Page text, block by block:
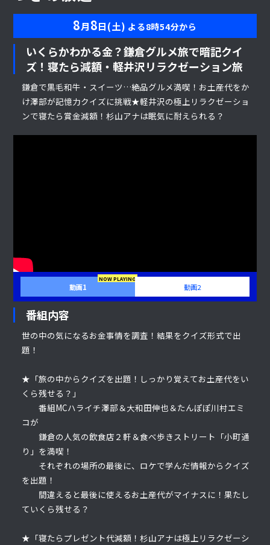
8月8日(土) よる8時54分から
いくらかわかる金？鎌倉グルメ旅で暗記クイ
ズ！寝たら減額・軽井沢リラクゼーション旅
鎌倉で黒毛和牛・スイーツ…絶品グルメ満喫！お土産代をか
け澤部が記憶力クイズに挑戦★軽井沢の極上リラクゼーショ
ンで寝たら賞金減額！杉山アナは眠気に耐えられる？
動画1 動画2
番組内容
世の中の気になるお金事情を調査！結果をクイズ形式で出
題！
★「旅の中からクイズを出題！しっかり覚えてお土産代をい
くら残せる？」
番組MCハライチ澤部＆大和田伸也＆たんぽぽ川村エミ
コが
鎌倉の人気の飲食店２軒＆食べ歩きストリート「小町通
り」を満喫！
それぞれの場所の最後に、ロケで学んだ情報からクイズ
を出題！
間違えると最後に使えるお土産代がマイナスに！果たし
ていくら残せる？
★「寝たらプレゼント代減額！杉山アナは極上リラクゼーシ